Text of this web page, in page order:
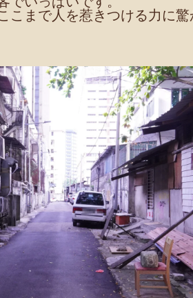
こまで人を惹きつける力に驚